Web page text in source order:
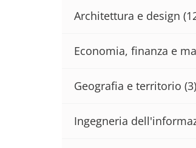
Architettura e design
Economia, finanza e
Geografia e territorio (3)
Ingegneria